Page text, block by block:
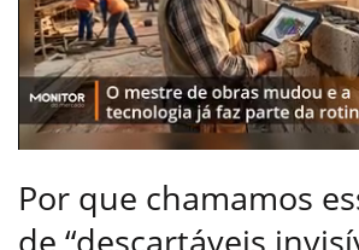
Por que chamamos